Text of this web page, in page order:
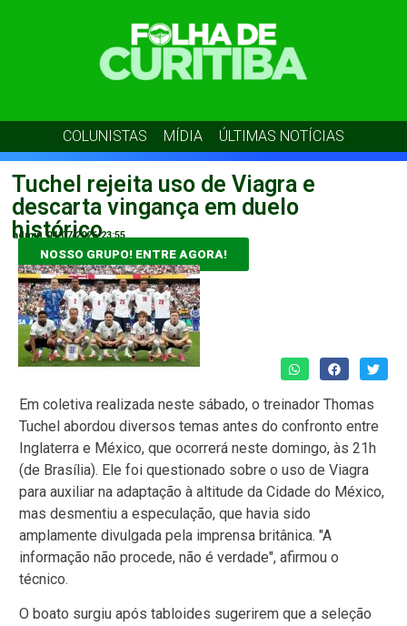
COLUNISTAS MÍDIA ÚLTIMAS NOTÍCIAS
Tuchel rejeita uso de Viagra e
descarta vingança em duelo
histórico
admin 04/07/2026 23:55
NOSSO GRUPO! ENTRE AGORA!
Em coletiva realizada neste sábado, o treinador Thomas
Tuchel abordou diversos temas antes do confronto entre
Inglaterra e México, que ocorrerá neste domingo, às 21h
(de Brasília). Ele foi questionado sobre o uso de Viagra
para auxiliar na adaptação à altitude da Cidade do México,
mas desmentiu a especulação, que havia sido
amplamente divulgada pela imprensa britânica. "A
informação não procede, não é verdade", afirmou o
técnico.
O boato surgiu após tabloides sugerirem que a seleção